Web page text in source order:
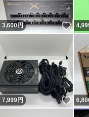
3,600円 いい
7,999円 い